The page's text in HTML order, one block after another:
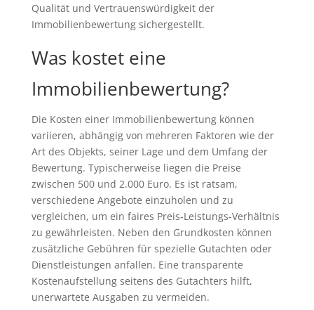
Qualität und Vertrauenswürdigkeit der
Immobilienbewertung sichergestellt.
Was kostet eine
Immobilienbewertung?
Die Kosten einer Immobilienbewertung können
variieren, abhängig von mehreren Faktoren wie der
Art des Objekts, seiner Lage und dem Umfang der
Bewertung. Typischerweise liegen die Preise
zwischen 500 und 2.000 Euro. Es ist ratsam,
verschiedene Angebote einzuholen und zu
vergleichen, um ein faires Preis-Leistungs-Verhältnis
zu gewährleisten. Neben den Grundkosten können
zusätzliche Gebühren für spezielle Gutachten oder
Dienstleistungen anfallen. Eine transparente
Kostenaufstellung seitens des Gutachters hilft,
unerwartete Ausgaben zu vermeiden.